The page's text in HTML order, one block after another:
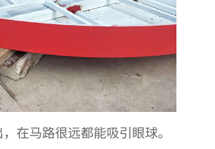
在马路很远都能吸引眼球。